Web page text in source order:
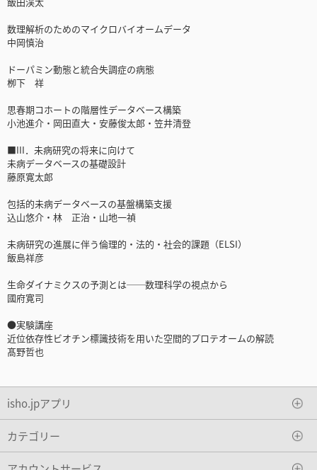
数理解析のためのマイクロバイオームデータ
中岡慎治
ドーパミン動態と統合失調症の病態
栁下 祥
思春期コホートの階層性データベース構築
小池進介・岡田直大・安藤俊太郎・笠井清登
■III．未病研究の将来に向けて
未病データベースの基礎設計
藤原寛太郎
包括的未病データベースの基盤構築支援
込山悠介・林 正治・山地一禎
未病研究の進展に伴う倫理的・法的・社会的課題（ELSI）
飯島祥彦
生命ダイナミクスの予測とは──数理科学の視点から
國府寛司
●実験講座
近位依存性ビオチン標識技術を用いた空間的プロテオームの解読
髙野哲也
isho.jpアプリ
カテゴリー